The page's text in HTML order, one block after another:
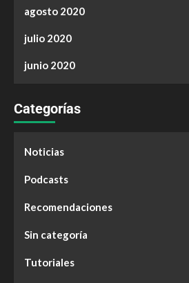
agosto 2020
julio 2020
junio 2020
Categorías
Noticias
Podcasts
Recomendaciones
Sin categoría
Tutoriales